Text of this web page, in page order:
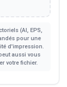
(AI, EPS,
pour une
d'impression.
aussi vous
votre fichier.